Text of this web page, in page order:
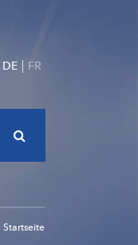
DE FR
Startseite